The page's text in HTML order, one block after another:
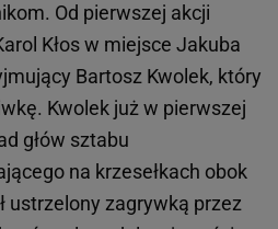
Od pierwszej akcji
Kłos w miejsce Jakuba
Bartosz Kwolek, który
Kwolek już w pierwszej
głów sztabu
na krzesełkach obok
ustrzelony zagrywką przez